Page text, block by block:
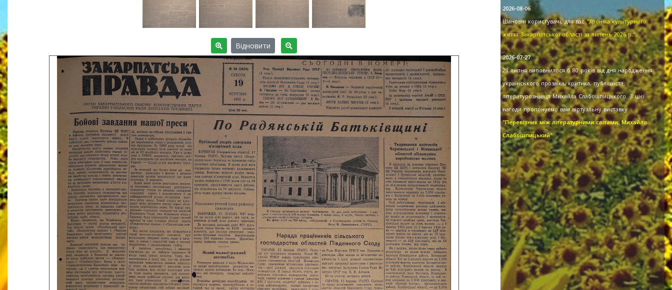
Відновити
2026-08-06
Шановні користувачі, для вас"Хроніка культурного
життя Закарпатської області за липень 2026 р.".
2026-07-27
28 липня виповнилося б 80 років від дня народження
українського прозаїка, критика, публіциста,
літературознавця Михайла Слабошпицького. З цієї
нагоди пропонуємо вам віртуальну виставку
"Перевізник між літературними світами: Михайло
Слабошпицький".